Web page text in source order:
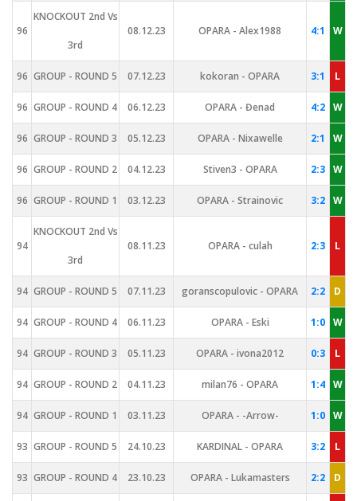
96
KNOCKOUT 2nd Vs
3rd
08.12.23 OPARA - Alex1988 4:1 W
96 GROUP - ROUND 5 07.12.23 kokoran - OPARA 3:1 L
96 GROUP - ROUND 4 06.12.23 OPARA - Đenad 4:2 W
96 GROUP - ROUND 3 05.12.23 OPARA - Nixawelle 2:1 W
96 GROUP - ROUND 2 04.12.23 Stiven3 - OPARA 2:3 W
96 GROUP - ROUND 1 03.12.23 OPARA - Strainovic 3:2 W
94
KNOCKOUT 2nd Vs
3rd
08.11.23 OPARA - culah 2:3 L
94 GROUP - ROUND 5 07.11.23 goranscopulovic - OPARA 2:2 D
94 GROUP - ROUND 4 06.11.23 OPARA - Eski 1:0 W
94 GROUP - ROUND 3 05.11.23 OPARA - ivona2012 0:3 L
94 GROUP - ROUND 2 04.11.23 milan76 - OPARA 1:4 W
94 GROUP - ROUND 1 03.11.23 OPARA - -Arrow- 1:0 W
93 GROUP - ROUND 5 24.10.23 KARDINAL - OPARA 3:2 L
93 GROUP - ROUND 4 23.10.23 OPARA - Lukamasters 2:2 D